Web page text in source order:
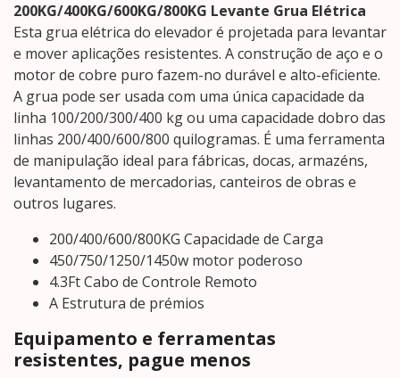
200KG/400KG/600KG/800KG Levante Grua Elétrica
Esta grua elétrica do elevador é projetada para levantar
e mover aplicações resistentes. A construção de aço e o
motor de cobre puro fazem-no durável e alto-eficiente.
A grua pode ser usada com uma única capacidade da
linha 100/200/300/400 kg ou uma capacidade dobro das
linhas 200/400/600/800 quilogramas. É uma ferramenta
de manipulação ideal para fábricas, docas, armazéns,
levantamento de mercadorias, canteiros de obras e
outros lugares.
200/400/600/800KG Capacidade de Carga
450/750/1250/1450w motor poderoso
4.3Ft Cabo de Controle Remoto
A Estrutura de prémios
Equipamento e ferramentas
resistentes, pague menos